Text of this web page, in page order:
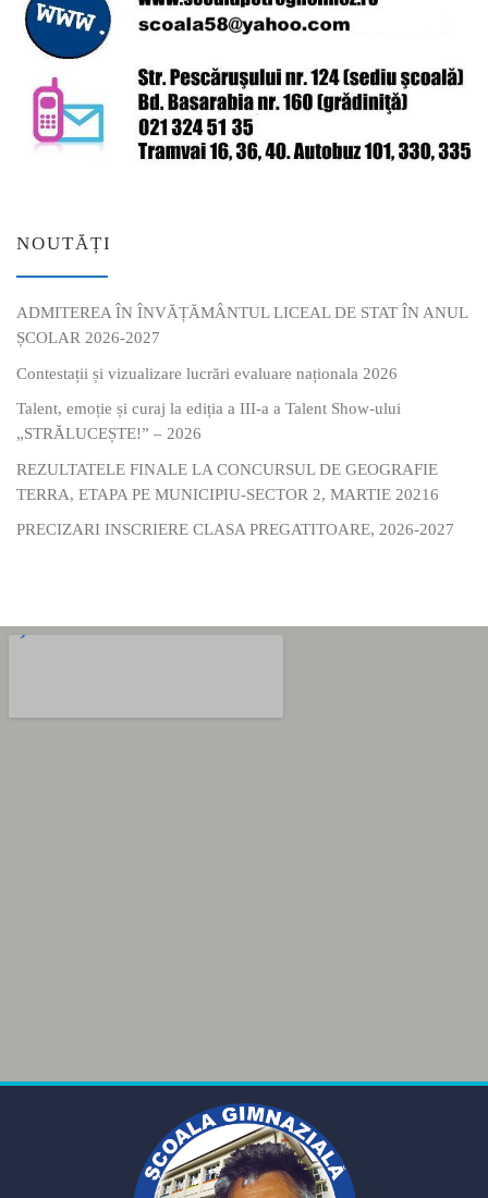
NOUTĂȚI
ADMITEREA ÎN ÎNVĂȚĂMÂNTUL LICEAL DE STAT ÎN ANUL
ȘCOLAR 2026-2027
Contestații și vizualizare lucrări evaluare naționala 2026
Talent, emoție și curaj la ediția a III-a a Talent Show-ului
„STRĂLUCEȘTE!” – 2026
REZULTATELE FINALE LA CONCURSUL DE GEOGRAFIE
TERRA, ETAPA PE MUNICIPIU-SECTOR 2, MARTIE 20216
PRECIZARI INSCRIERE CLASA PREGATITOARE, 2026-2027